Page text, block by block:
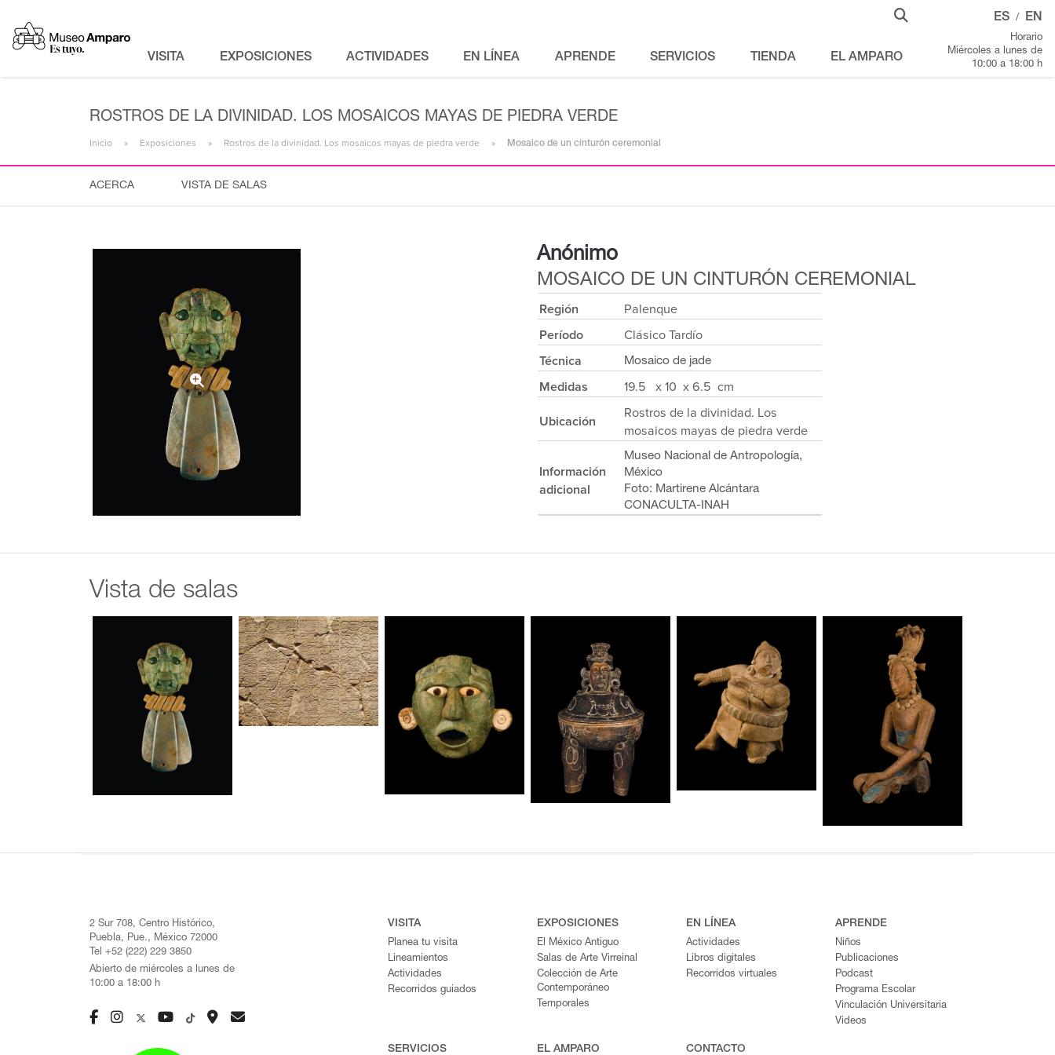
VISITA EXPOSICIONES ACTIVIDADES EN LÍNEA APRENDE SERVICIOS TIENDA EL AMPARO
ES / EN
Horario
Miércoles a lunes de
10:00 a 18:00 h
ROSTROS DE LA DIVINIDAD. LOS MOSAICOS MAYAS DE PIEDRA VERDE
Inicio Exposiciones Rostros de la divinidad. Los mosaicos mayas de piedra verde Mosaico de un cinturón ceremonial
ACERCA VISTA DE SALAS
Anónimo
MOSAICO DE UN CINTURÓN CEREMONIAL
Región
Palenque
Período
Clásico Tardío
Técnica
Mosaico de jade
Medidas 19.5 x 10 x 6.5 cm
Ubicación
Rostros de la divinidad. Los
mosaicos mayas de piedra verde
Información
adicional
Museo Nacional de Antropología,
México
Foto: Martirene Alcántara
CONACULTA-INAH
Vista de salas
2 Sur 708, Centro Histórico,
Puebla, Pue., México 72000
Tel +52 (222) 229 3850
Abierto de miércoles a lunes de
10:00 a 18:00 h
VISITA
Planea tu visita
Lineamientos
Actividades
Recorridos guiados
EXPOSICIONES
El México Antiguo
Salas de Arte Virreinal
Colección de Arte
Contemporáneo
Temporales
EN LÍNEA
Actividades
Libros digitales
Recorridos virtuales
APRENDE
Niños
Publicaciones
Podcast
Programa Escolar
Vinculación Universitaria
Videos
SERVICIOS EL AMPARO CONTACTO